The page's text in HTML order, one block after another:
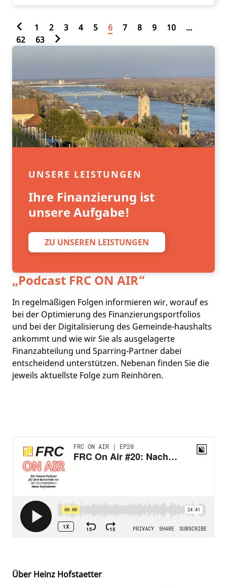
1 2 3 4 5 6 7 8 9 10
...
62
63
UNSERE LEISTUNGEN
Ihre Finanzierung ist
unsere Aufgabe!
ZU UNSEREN LEISTUNGEN
„Podcast FRC ON AIR“
In regelmäßigen Folgen informieren wir, worauf es
bei der Optimierung des Finanzierungsportfolios
und bei der Digitalisierung des Gemeinde-haushalts
ankommt und wie wir Sie als ausgelagerte
Finanzabteilung und Sparring-Partner dabei
entscheidend unterstützen. Nebenan finden Sie die
jeweils aktuellste Folge zum Reinhören.
Über Heinz Hofstaetter